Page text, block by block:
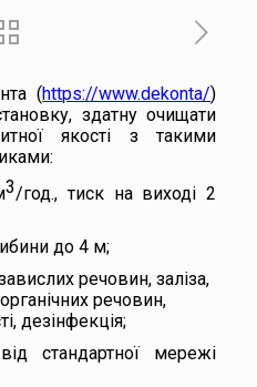
(https://www.dekonta/)
здатну очищати
якості з такими
3/год., тиск на виході 2
до 4 м;
речовин, заліза,
речовин,
дезінфекція;
стандартної мережі